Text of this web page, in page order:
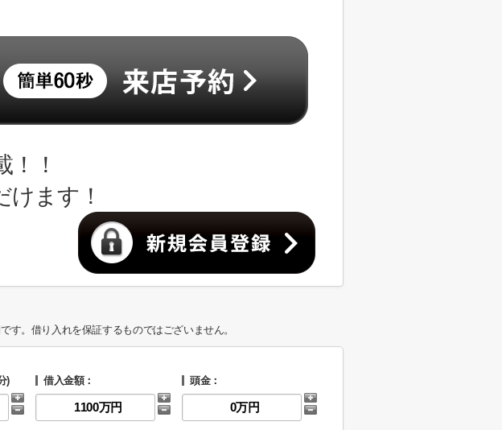
！
ます！
す。借り入れを保証するものではございません。
) 借入金額： 頭金：